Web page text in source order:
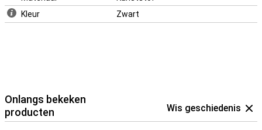
Kleur
Zwart
Onlangs bekeken
producten
Wis geschiedenis